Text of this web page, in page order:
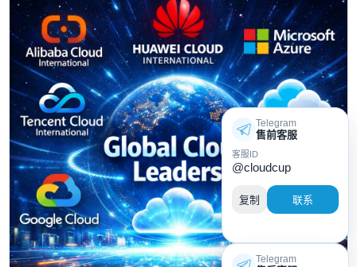
Telegram
售前客服
客服ID
@cloudcup
复制 联系
Telegram